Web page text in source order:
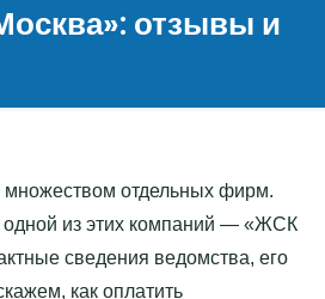
отзывы и
отдельных фирм.
одной из этих компаний — «‎ЖСК
сведения ведомства, его
как оплатить